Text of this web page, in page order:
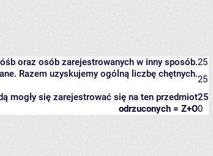
oraz osób zarejestrowanych w inny sposób.25
Razem uzyskujemy ogólną liczbę chętnych.25
mogły się zarejestrować się na ten przedmiot25
odrzuconych = Z+O0